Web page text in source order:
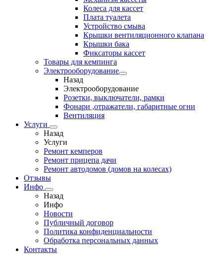
Колеса для кассет
Плата туалета
Устройство смыва
Крышки вентиляционного клапана
Крышки бака
Фиксаторы кассет
Товары для кемпинга
Электрооборудование
Назад
Электрооборудование
Розетки, выключатели, рамки
Фонари ,отражатели, габаритные огни
Вентиляция
Услуги
Назад
Услуги
Ремонт кемперов
Ремонт прицепа дачи
Ремонт автодомов (домов на колесах)
Отзывы
Инфо
Назад
Инфо
Новости
Публичный договор
Политика конфиденциальности
Обработка персональных данных
Контакты